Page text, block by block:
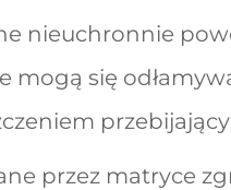
nieuchronnie
mogą się
przez matryce